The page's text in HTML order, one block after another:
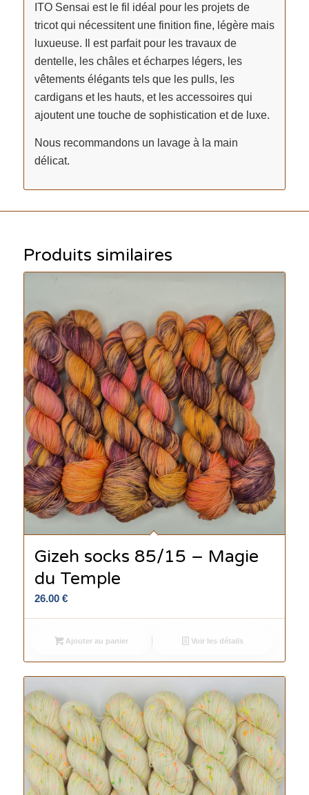
ITO Sensai est le fil idéal pour les projets de
tricot qui nécessitent une finition fine, légère mais
luxueuse. Il est parfait pour les travaux de
dentelle, les châles et écharpes légers, les
vêtements élégants tels que les pulls, les
cardigans et les hauts, et les accessoires qui
ajoutent une touche de sophistication et de luxe.
Nous recommandons un lavage à la main
délicat.
Produits similaires
Gizeh socks 85/15 – Magie
du Temple
26.00 €
Ajouter au panier Voir les détails